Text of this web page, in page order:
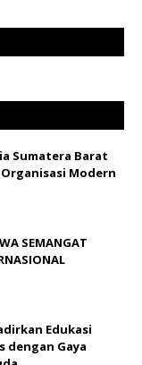
Sumatera Barat
Modern
SEMANGAT
Edukasi
dengan Gaya